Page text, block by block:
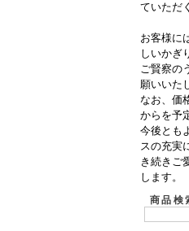
ていただ
お客様に
しいかぎ
ご賢察の
願いいた
なお、価
からを予
今後とも
スの充実
き続きご
します。
商品検